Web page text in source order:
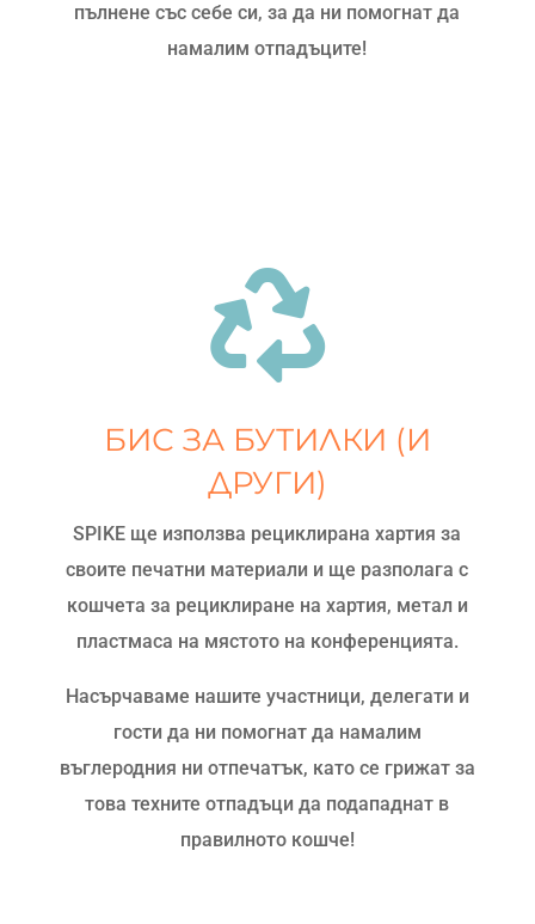
пълнене със себе си, за да ни помогнат да
намалим отпадъците!

БИС ЗА БУТИЛКИ (И
ДРУГИ)
SPIKE ще използва рециклирана хартия за
своите печатни материали и ще разполага с
кошчета за рециклиране на хартия, метал и
пластмаса на мястото на конференцията.
Насърчаваме нашите участници, делегати и
гости да ни помогнат да намалим
въглеродния ни отпечатък, като се грижат за
това техните отпадъци да подападнат в
правилното кошче!